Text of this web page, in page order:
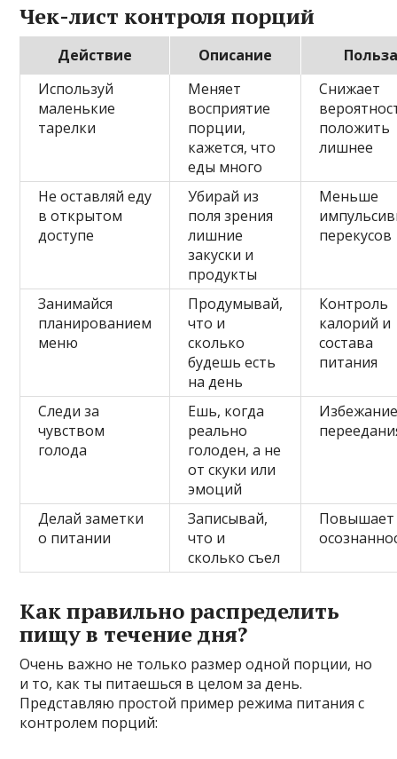
Чек-лист контроля порций
Действие Описание
Польза
Используй
маленькие
тарелки
Меняет
восприятие
порции,
кажется, что
еды много
Снижает
положить
лишнее
Не оставляй еду
в открытом
доступе
Убирай из
поля зрения
лишние
закуски и
продукты
Меньше
перекусов
Занимайся
планированием
меню
Продумывай,
что и
сколько
будешь есть
на день
Контроль
калорий и
состава
питания
Следи за
чувством
голода
Ешь, когда
реально
голоден, а не
от скуки или
эмоций
Делай заметки
о питании
Записывай,
что и
сколько съел
Повышает
Как правильно распределить
пищу в течение дня?
Очень важно не только размер одной порции, но
и то, как ты питаешься в целом за день.
Представляю простой пример режима питания с
контролем порций: